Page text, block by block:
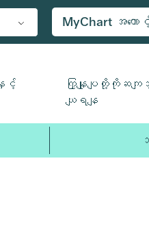
MyChart အကေ
င့်
ကြှနျုပျတို့ကိုဆကျ
ယျရနျ